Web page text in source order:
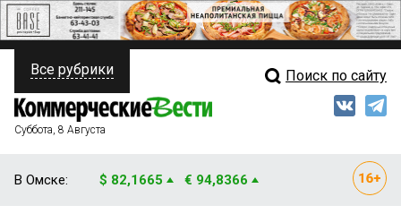
ПОЛИТИКА
ФИНАНСЫ
Свежий выпуск
Все рубрики Поиск по сайту
Суббота, 8 Августа
В Омске: $ 82,1665 € 94,8366